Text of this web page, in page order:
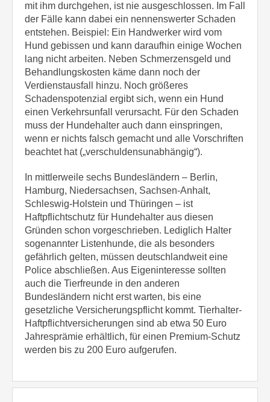
mit ihm durchgehen, ist nie ausgeschlossen. Im Fall
der Fälle kann dabei ein nennenswerter Schaden
entstehen. Beispiel: Ein Handwerker wird vom
Hund gebissen und kann daraufhin einige Wochen
lang nicht arbeiten. Neben Schmerzensgeld und
Behandlungskosten käme dann noch der
Verdienstausfall hinzu. Noch größeres
Schadenspotenzial ergibt sich, wenn ein Hund
einen Verkehrsunfall verursacht. Für den Schaden
muss der Hundehalter auch dann einspringen,
wenn er nichts falsch gemacht und alle Vorschriften
beachtet hat („verschuldensunabhängig“).
In mittlerweile sechs Bundesländern – Berlin,
Hamburg, Niedersachsen, Sachsen-Anhalt,
Schleswig-Holstein und Thüringen – ist
Haftpflichtschutz für Hundehalter aus diesen
Gründen schon vorgeschrieben. Lediglich Halter
sogenannter Listenhunde, die als besonders
gefährlich gelten, müssen deutschlandweit eine
Police abschließen. Aus Eigeninteresse sollten
auch die Tierfreunde in den anderen
Bundesländern nicht erst warten, bis eine
gesetzliche Versicherungspflicht kommt. Tierhalter-
Haftpflichtversicherungen sind ab etwa 50 Euro
Jahresprämie erhältlich, für einen Premium-Schutz
werden bis zu 200 Euro aufgerufen.